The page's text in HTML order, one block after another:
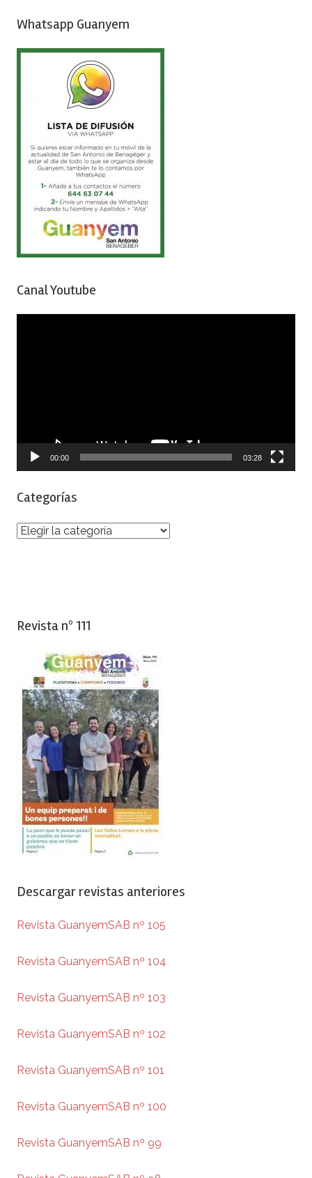
Whatsapp Guanyem
Canal Youtube
00:00 03:28
Categorías
Categorías
Revista nº 111
Descargar revistas anteriores
Revista GuanyemSAB nº 105
Revista GuanyemSAB nº 104
Revista GuanyemSAB nº 103
Revista GuanyemSAB nº 102
Revista GuanyemSAB nº 101
Revista GuanyemSAB nº 100
Revista GuanyemSAB nº 99